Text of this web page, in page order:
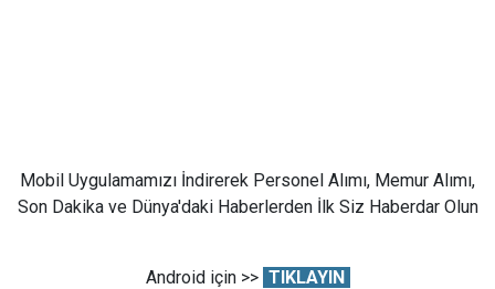
Mobil Uygulamamızı İndirerek Personel Alımı, Memur Alımı,
Son Dakika ve Dünya'daki Haberlerden İlk Siz Haberdar Olun
Android için >> TIKLAYIN